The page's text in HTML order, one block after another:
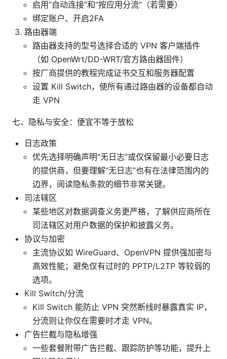
启用“自动连接”和“按应用分流”（若需要）
绑定账户、开启2FA
路由器端
路由器支持的型号选择合适的 VPN 客户端插件
（如 OpenWrt/DD-WRT/官方路由器固件）
按厂商提供的教程完成证书交互和服务器配置
设置 Kill Switch，使所有通过路由器的设备都自动
走 VPN
七、隐私与安全：便宜不等于放松
日志政策
优先选择明确声明“无日志”或仅保留最小必要日志
的提供商，但要理解“无日志”也有在法律范围内的
边界，阅读隐私条款的细节非常关键。
司法辖区
某些地区对数据调查义务更严格，了解供应商所在
司法辖区对用户数据的保护和披露义务。
协议与加密
主流协议如 WireGuard、OpenVPN 提供强加密与
高效性能；避免仅有过时的 PPTP/L2TP 等较弱的
选项。
Kill Switch/分流
Kill Switch 能防止 VPN 突然断线时暴露真实 IP，
分流则让你仅在需要时才走 VPN。
广告拦截与隐私增强
一些套餐附带广告拦截、跟踪防护等功能，提升上